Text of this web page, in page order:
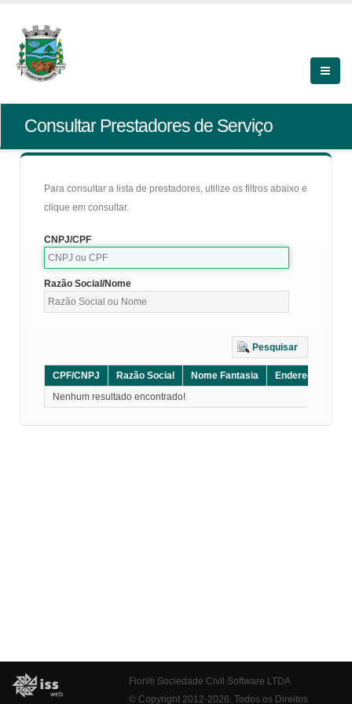
Consultar Prestadores de Serviço
Para consultar a lista de prestadores, utilize os filtros abaixo e
clique em consultar.
CNPJ/CPF
Razão Social/Nome
Pesquisar
CPF/CNPJ Razão Social Nome Fantasia Endereço
Nenhum resultado encontrado!
Fiorilli Sociedade Civil Software LTDA
© Copyright 2012-2026. Todos os Direitos